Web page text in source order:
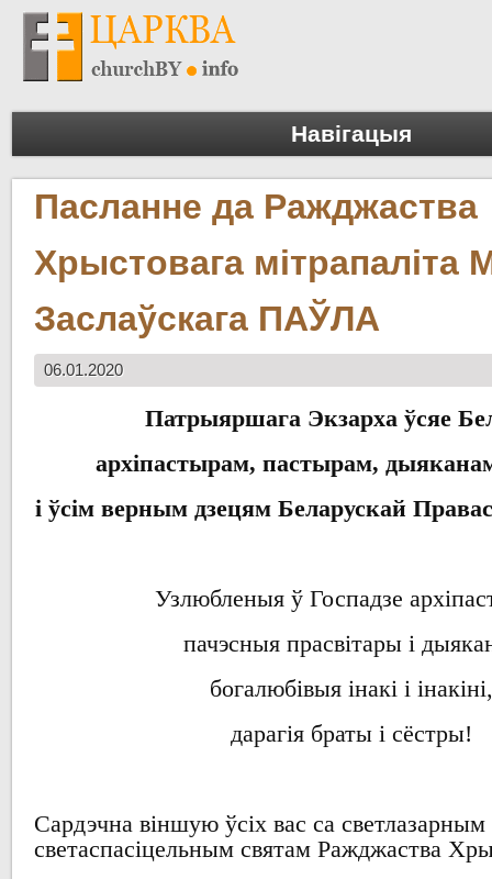
Навігацыя
Пасланне да Ражджаства
Хрыстовага мітрапаліта
Заслаўскага ПАЎЛА
06.01.2020
ПатрыяршагаЭкзарха ўсяе
архіпастырам, пастырам,
і ўсім верным дзецям Беларускай
Узлюбленыя ў Госпадзе
пачэсныя прасвітары і
богалюбівыя інакі і інакіні,
дарагія браты і сёстры!
Сардэчна віншую ўсіх васса светлазарным
светаспасіцельным святам Ражджаства